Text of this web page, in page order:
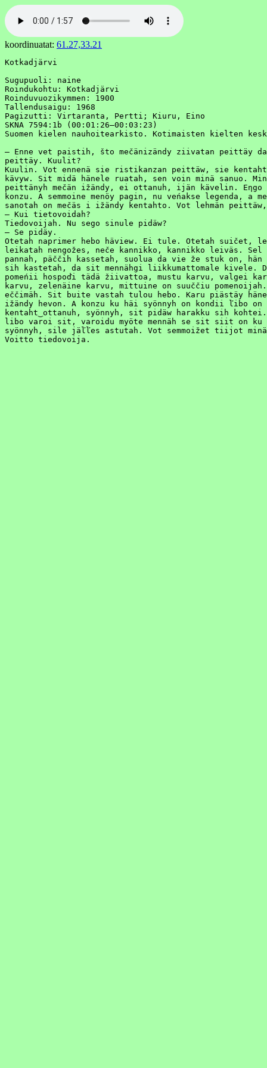
koordinuatat: 61.27,33.21
Kotkadjärvi
Sugupuoli: naine
Roindukohtu: Kotkadjärvi
Roinduvuozikymmen: 1900
Tallendusaigu: 1968
Pagizutti: Virtaranta, Pertti; Kiuru, Eino
SKNA 7594:1b (00:01:26–00:03:23)
Suomen kielen nauhoitearkisto. Kotimaisten kielten
– Enne vet paistih, što mečänizändy ziivatan peittäy
peittäy. Kuulit?
Kuulin. Vot ennenä sie ristikanzan peittäw, sie
kävyw. Sit midä hänele ruatah, sen voin minä sanuo.
peittänyh mečän ižändy, ei ottanuh, ijän kävelin. Eηgo
konzu. A semmoine menöy pagin, nu veńakse legenda, a
sanotah on mečäs i ižändy kentahto. Vot lehmän
– Kui tietovoidah?
Tiedovoijah. Nu sego sinule pidäw?
– Se pidäy.
Otetah naprimer hebo häview. Ei tule. Otetah suičet,
leikatah nengožes, neče kannikko, kannikko leiväs.
pannah, päččih kassetah, suolua da vie že stuk on,
sih kastetah, da sit mennähgi liikkumattomale kivele.
pomeńii hospoďi tädä žiivattoa, mustu karvu, valgei
karvu, zelenäine karvu, mittuine on suuččiu
eččimäh. Sit buite vastah tulou hebo. Karu piästäy
ižändy hevon. A konzu ku häi syönnyh on kondii ľibo
kentaht‿ottanuh, syönnyh, sit pidäw harakku sih kohtei.
libo varoi sit, varoidu myöte mennäh se sit siit on ku
syönnyh, sile jäľľes astutah. Vot semmoižet tiijot